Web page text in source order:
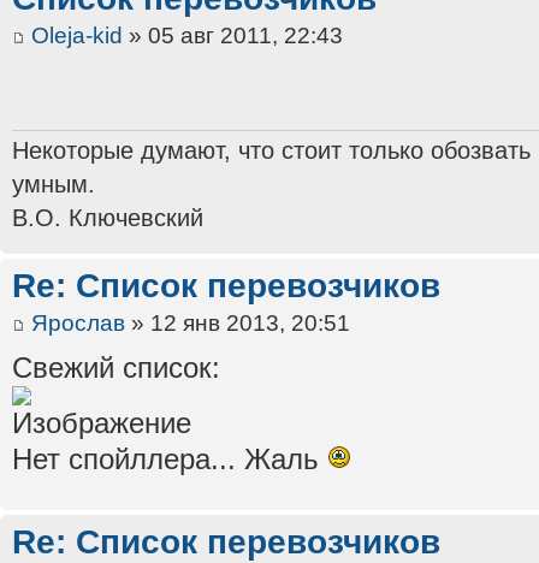
Oleja-kid » 05 авг 2011, 22:43
Некоторые думают, что стоит только
умным.
В.О. Ключевский
Re: Список перевозчиков
Ярослав » 12 янв 2013, 20:51
Свежий список:
Нет спойллера... Жаль
Re: Список перевозчиков